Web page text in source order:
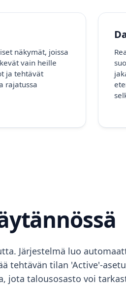
näkymät, joissa
vain heille
ja tehtävät
rajatussa
Järjestelmä luo
tehtävän tilan 'Active'-
jota talousosasto voi